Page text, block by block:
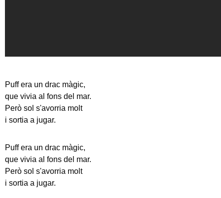
Puff era un drac màgic,
que vivia al fons del mar.
Però sol s'avorria molt
i sortia a jugar.
Puff era un drac màgic,
que vivia al fons del mar.
Però sol s'avorria molt
i sortia a jugar.